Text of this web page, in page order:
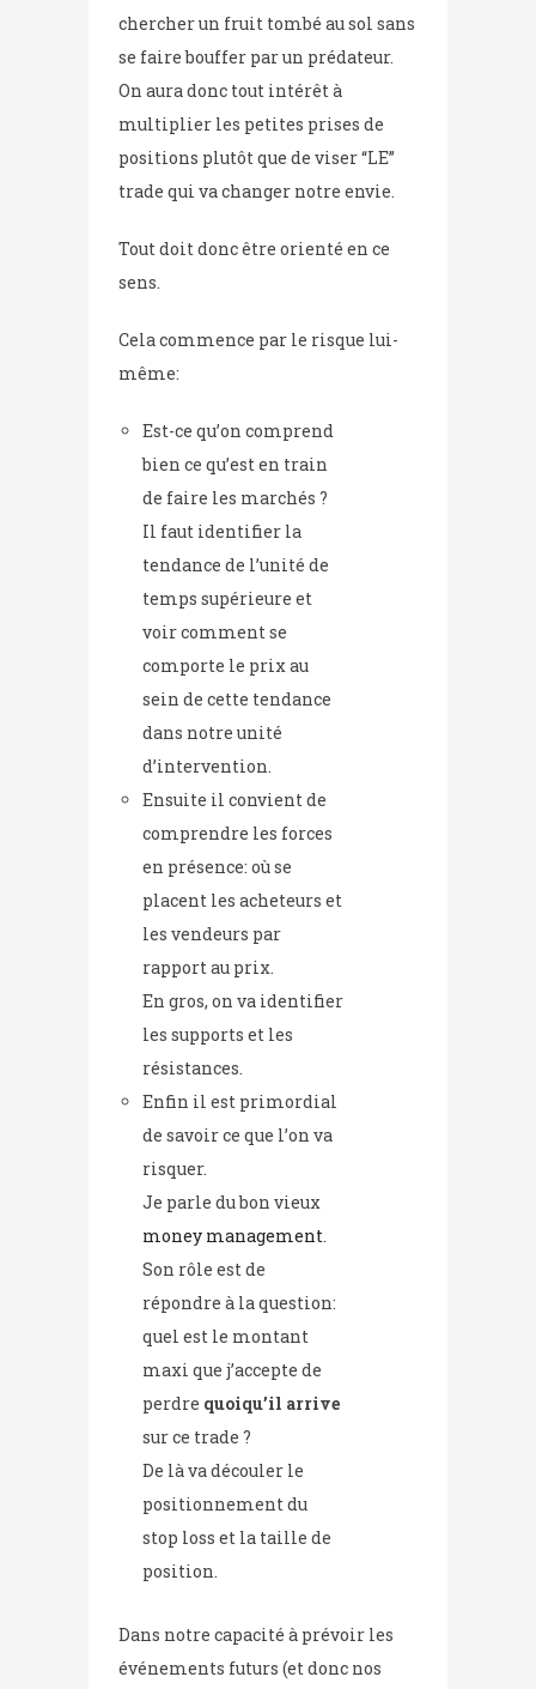
chercher un fruit tombé au sol sans
se faire bouffer par un prédateur.
On aura donc tout intérêt à
multiplier les petites prises de
positions plutôt que de viser “LE”
trade qui va changer notre envie.
Tout doit donc être orienté en ce
sens.
Cela commence par le risque lui-
même:
Est-ce qu’on comprend
bien ce qu’est en train
de faire les marchés ?
Il faut identifier la
tendance de l’unité de
temps supérieure et
voir comment se
comporte le prix au
sein de cette tendance
dans notre unité
d’intervention.
Ensuite il convient de
comprendre les forces
en présence: où se
placent les acheteurs et
les vendeurs par
rapport au prix.
En gros, on va identifier
les supports et les
résistances.
Enfin il est primordial
de savoir ce que l’on va
risquer.
Je parle du bon vieux
money management.
Son rôle est de
répondre à la question:
quel est le montant
maxi que j’accepte de
perdre quoiqu’il arrive
sur ce trade ?
De là va découler le
positionnement du
stop loss et la taille de
position.
Dans notre capacité à prévoir les
événements futurs (et donc nos